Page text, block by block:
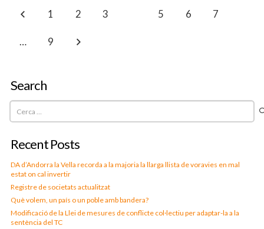
1 2 3 5 6 7
… 9
Search
Cerca:
Recent Posts
DA d’Andorra la Vella recorda a la majoria la llarga llista de voravies en mal
estat on cal invertir
Registre de societats actualitzat
Què volem, un país o un poble amb bandera?
Modificació de la Llei de mesures de conflicte col·lectiu per adaptar-la a la
sentència del TC